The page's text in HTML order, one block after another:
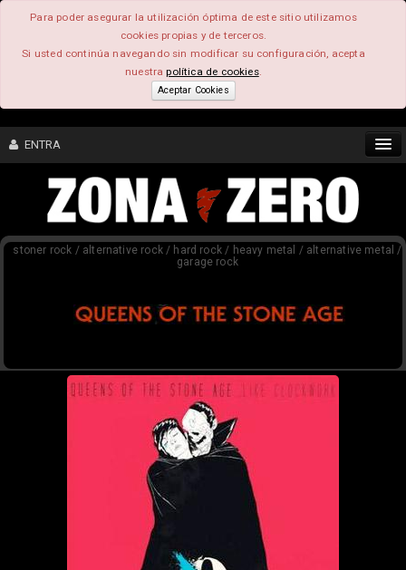
Para poder asegurar la utilización óptima de este sitio utilizamos
cookies propias y de terceros.
Si usted continúa navegando sin modificar su configuración, acepta
nuestrapolítica de cookies.
Aceptar Cookies
ENTRA
CONTENIDO
stoner rock / alternative rock / hard rock / heavy metal / alternative metal /
garage rock